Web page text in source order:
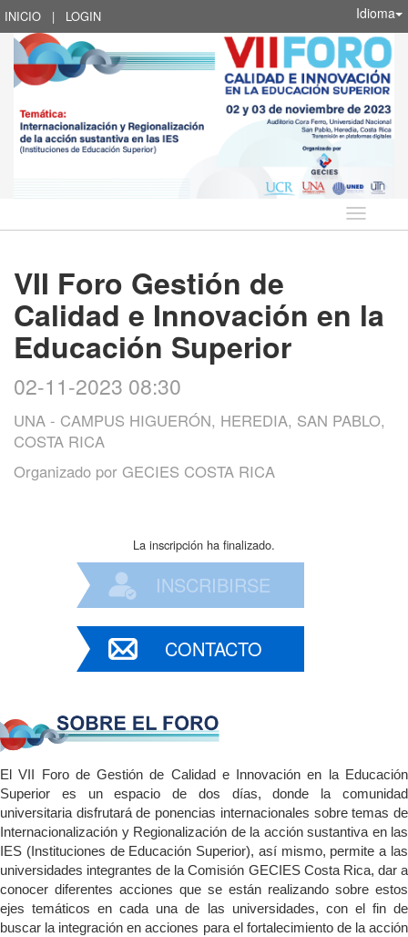
INICIO | LOGIN Idioma
Idioma
VII Foro Gestión de
Calidad e Innovación en la
Educación Superior
02-11-2023 08:30
UNA - CAMPUS HIGUERÓN, HEREDIA, SAN PABLO,
COSTA RICA
Organizado por GECIES COSTA RICA
La inscripción ha finalizado.
INSCRIBIRSE
CONTACTO
El VII Foro de Gestión de Calidad e Innovación en la Educación
Superior es un espacio de dos días, donde la comunidad
universitaria disfrutará de ponencias internacionales sobre temas de
Internacionalización y Regionalización de la acción sustantiva en las
IES (Instituciones de Educación Superior), así mismo, permite a las
universidades integrantes de la Comisión GECIES Costa Rica, dar a
conocer diferentes acciones que se están realizando sobre estos
ejes temáticos en cada una de las universidades, con el fin de
buscar la integración en acciones para el fortalecimiento de la acción